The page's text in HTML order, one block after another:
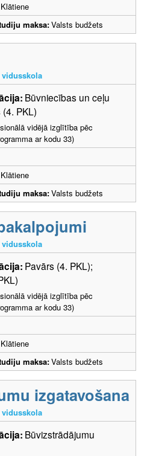
Klātiene
maksa:Valsts budžets
Būvniecības un ceļu
PKL)
vidējā izglītība pēc
ar kodu 33)
Klātiene
maksa:Valsts budžets
Pavārs (4. PKL);
vidējā izglītība pēc
ar kodu 33)
Klātiene
maksa:Valsts budžets
izgatavošana
Būvizstrādājumu